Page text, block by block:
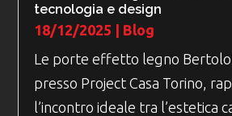
tecnologia e design
18/12/2025 | Blog
Le porte effetto legno
presso Project Casa Torino,
l’incontro ideale tra l’estetica